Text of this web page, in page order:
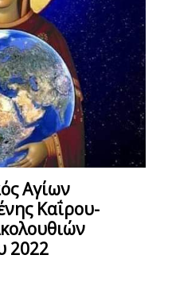
Αγίων
Καΐρου-
2022